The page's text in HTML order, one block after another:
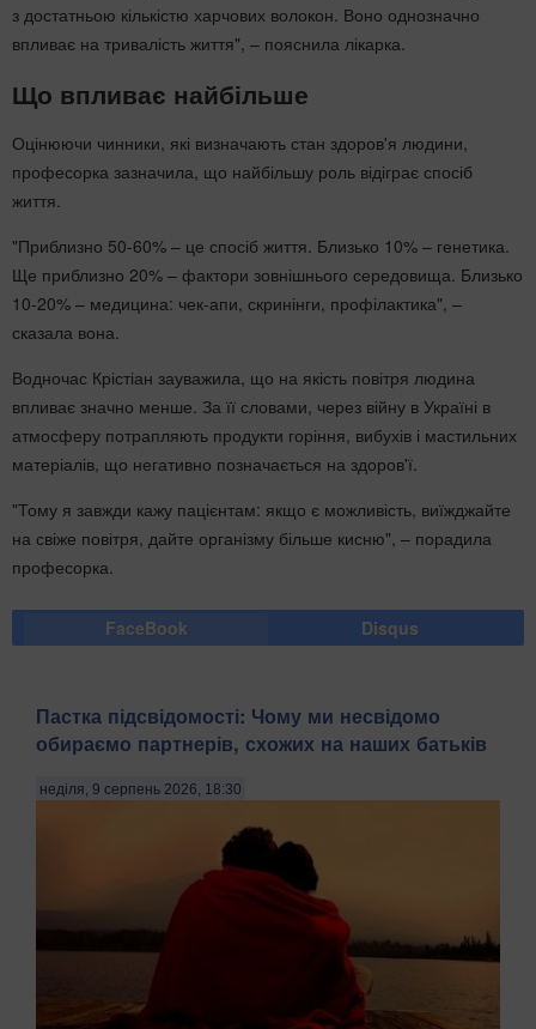
з достатньою кількістю харчових волокон. Воно однозначно
впливає на тривалість життя", – пояснила лікарка.
Що впливає найбільше
Оцінюючи чинники, які визначають стан здоров'я людини,
професорка зазначила, що найбільшу роль відіграє спосіб
життя.
"Приблизно 50-60% – це спосіб життя. Близько 10% – генетика.
Ще приблизно 20% – фактори зовнішнього середовища. Близько
10-20% – медицина: чек-апи, скринінги, профілактика", –
сказала вона.
Водночас Крістіан зауважила, що на якість повітря людина
впливає значно менше. За її словами, через війну в Україні в
атмосферу потрапляють продукти горіння, вибухів і мастильних
матеріалів, що негативно позначається на здоров'ї.
"Тому я завжди кажу пацієнтам: якщо є можливість, виїжджайте
на свіже повітря, дайте організму більше кисню", – порадила
професорка.
FaceBook Disqus
Пастка підсвідомості: Чому ми несвідомо
обираємо партнерів, схожих на наших батьків
неділя, 9 серпень 2026, 18:30